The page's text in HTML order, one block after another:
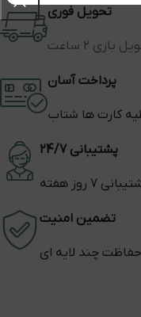
تحویل فوری
بازی 2 ساعت
پرداخت آسان
کارت ها شتاب
پشتیبانی 24/7
7 روز هفته
تضمین امنیت
حفاظت چند لایه ای